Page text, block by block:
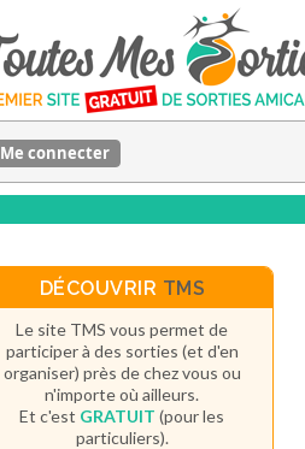
Me connecter
DÉCOUVRIR TMS
Le site TMS vous permet de
participer à des sorties (et d'en
organiser) près de chez vous ou
n'importe où ailleurs.
Et c'est GRATUIT (pour les
particuliers).